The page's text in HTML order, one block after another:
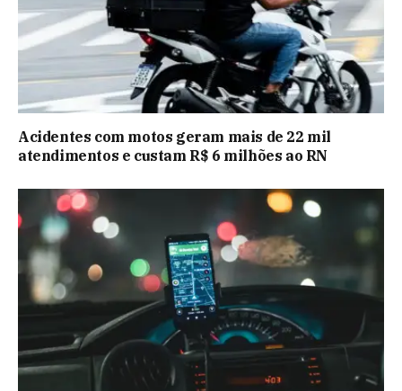
Acidentes com motos geram mais de 22 mil
atendimentos e custam R$ 6 milhões ao RN